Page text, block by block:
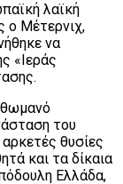
λαϊκή
ο Μέτερνιχ,
να
«Ιεράς
του
θυσίες
και τα δίκαια
Ελλάδα,